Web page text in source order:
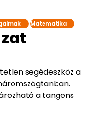
Matematika
segédeszköz a
a tangens